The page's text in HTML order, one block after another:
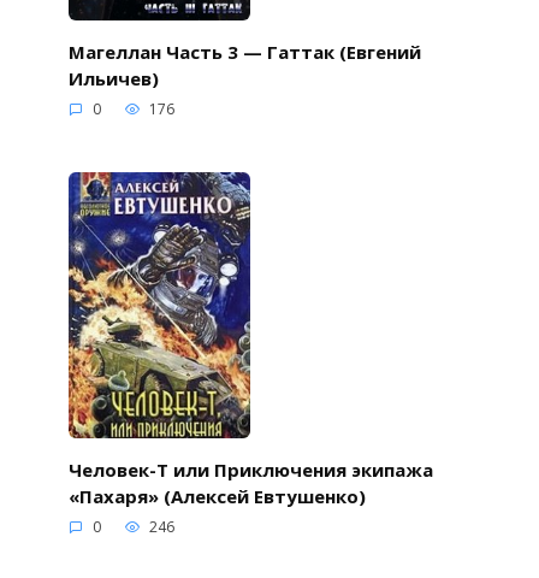
Магеллан Часть 3 — Гаттак (Евгений
Ильичев)
0 176
Человек-Т или Приключения экипажа
«Пахаря» (Алексей Евтушенко)
0 246